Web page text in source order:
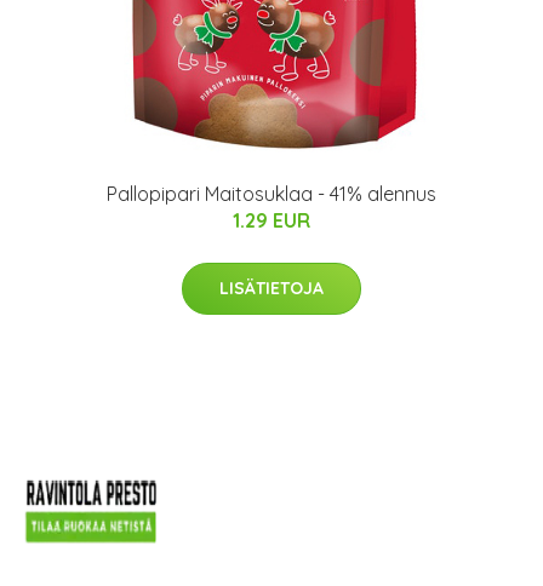
Pallopipari Maitosuklaa - 41% alennus
1.29 EUR
LISÄTIETOJA